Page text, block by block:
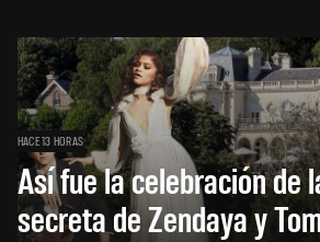
HACE 13 HORAS
Así fue la celebración de
secreta de Zendaya y